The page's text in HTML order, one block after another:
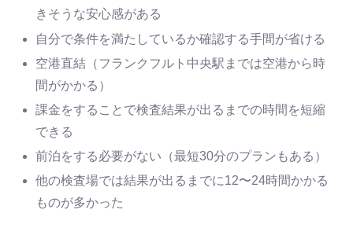
きそうな安心感がある
自分で条件を満たしているか確認する手間が省ける
空港直結（フランクフルト中央駅までは空港から時
間がかかる）
課金をすることで検査結果が出るまでの時間を短縮
できる
前泊をする必要がない（最短30分のプランもある）
他の検査場では結果が出るまでに12〜24時間かかる
ものが多かった